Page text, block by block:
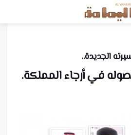
الجديدة..
في أرجاء المملكة.